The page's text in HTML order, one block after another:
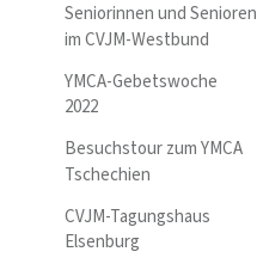
Seniorinnen und Senioren
im CVJM-Westbund
YMCA-Gebetswoche
2022
Besuchstour zum YMCA
Tschechien
CVJM-Tagungshaus
Elsenburg